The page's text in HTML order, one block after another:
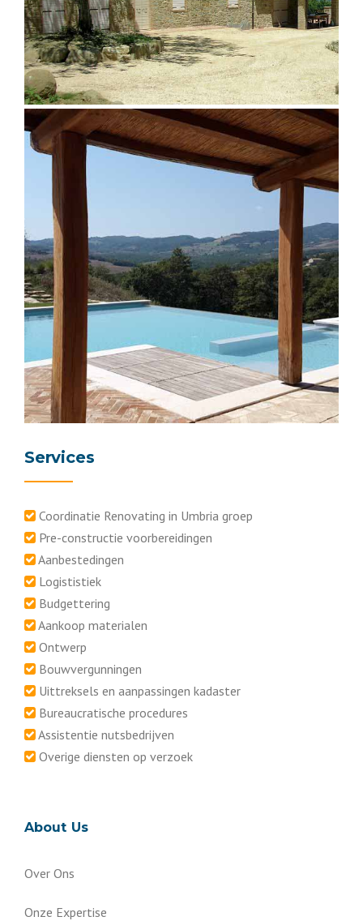
Services
Coordinatie Renovating in Umbria groep
Pre-constructie voorbereidingen
Aanbestedingen
Logististiek
Budgettering
Aankoop materialen
Ontwerp
Bouwvergunningen
Uittreksels en aanpassingen kadaster
Bureaucratische procedures
Assistentie nutsbedrijven
Overige diensten op verzoek
About Us
Over Ons
Onze Expertise